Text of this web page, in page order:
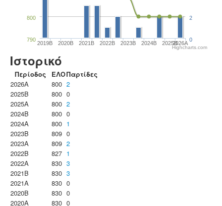
2019B 2020B 2021B 2022B 2023B 2024B 2025B2026A
790
800
0
2
Highcharts.com
Ιστορικό
Περίοδος ΕΛΟΠαρτίδες
2026A
800 2
2025B
800 0
2025A
800 2
2024B
800 0
2024A
800 1
2023B
809 0
2023Α
809 2
2022B
827 1
2022A
830 3
2021B
830 3
2021A
830 0
2020B
830 0
2020A
830 0